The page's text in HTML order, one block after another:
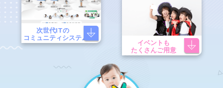
次世代ITの
コミュニティシステム
イベントも
たくさんご用意